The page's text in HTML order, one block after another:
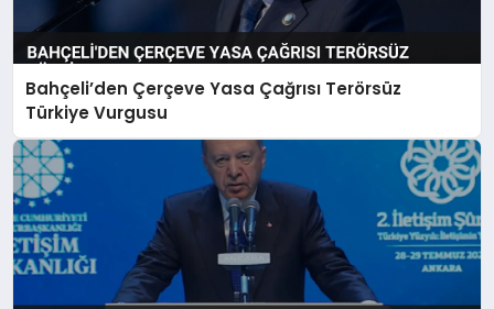
Bahçeli’den Çerçeve Yasa Çağrısı Terörsüz
Türkiye Vurgusu